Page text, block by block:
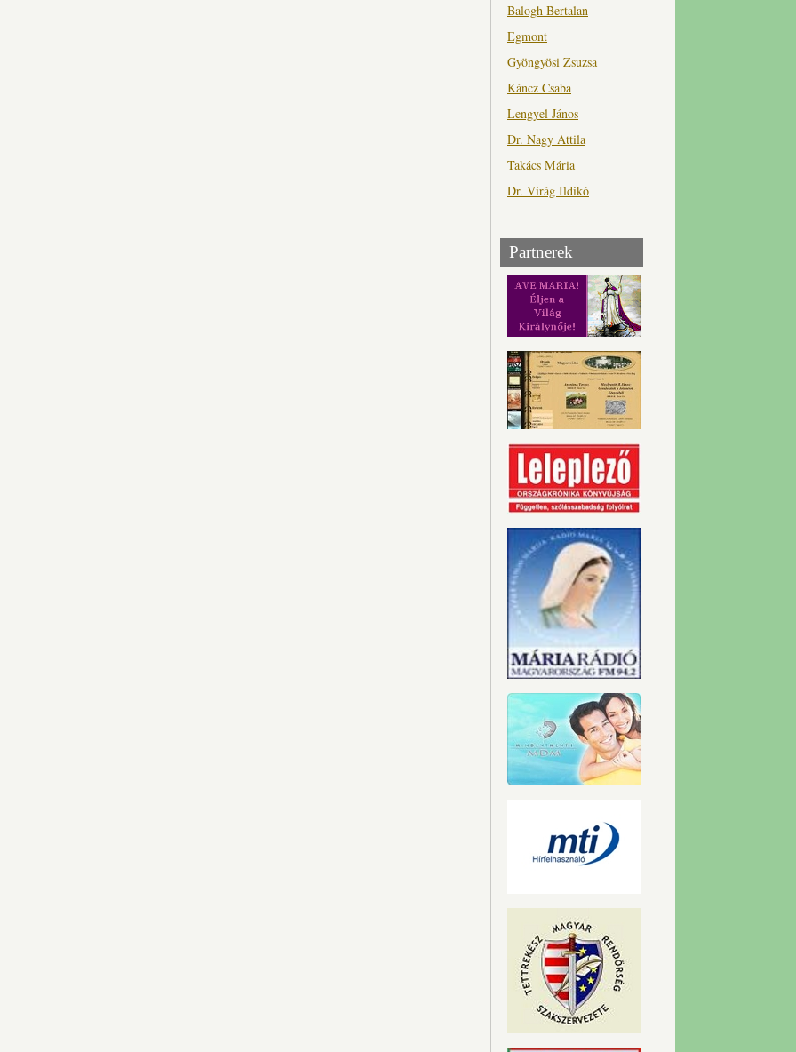
Balogh Bertalan
Egmont
Gyöngyösi Zsuzsa
Káncz Csaba
Lengyel János
Dr. Nagy Attila
Takács Mária
Dr. Virág Ildikó
Partnerek